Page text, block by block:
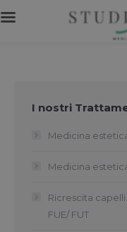
I nostri
Medicina
Medicina
Ricrescita
FUE/ FUT